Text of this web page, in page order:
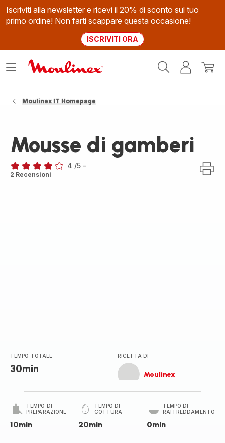
Iscriviti alla newsletter e ricevi il 20% di sconto sul tuo
primo ordine! Non farti scappare questa occasione!
ISCRIVITI ORA
Il
Apri
Moulinex IT Homepage
Mousse di gamberi
Recensione
4 /5 -
2 Recensioni
TEMPO TOTALE
30min
RICETTA DI
Moulinex
TEMPO DI
PREPARAZIONE
10min
TEMPO DI
COTTURA
20min
TEMPO DI
RAFFREDDAMENTO
0min